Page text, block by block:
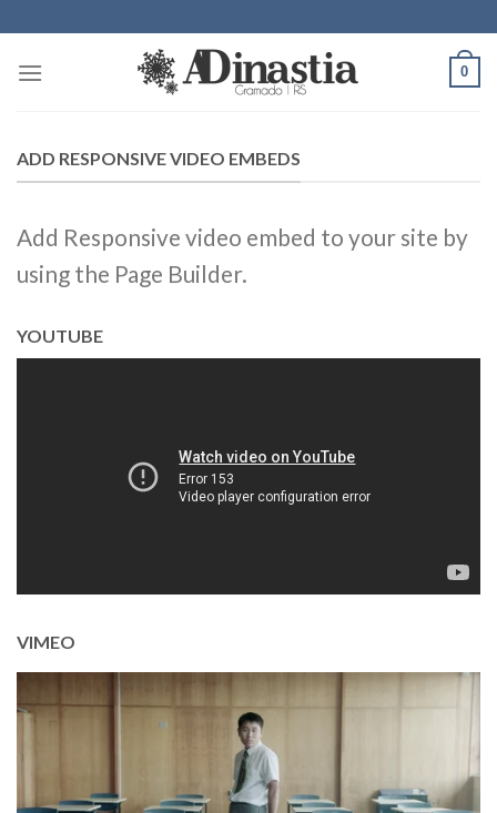
to
content
0
ADD RESPONSIVE VIDEO EMBEDS
Add Responsive video embed to your site by
using the Page Builder.
YOUTUBE
VIMEO